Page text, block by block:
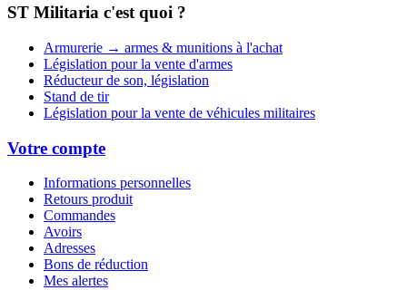
ST Militaria c'est quoi ?
Armurerie → armes & munitions à l'achat
Législation pour la vente d'armes
Réducteur de son, législation
Stand de tir
Législation pour la vente de véhicules militaires
Votre compte
Informations personnelles
Retours produit
Commandes
Avoirs
Adresses
Bons de réduction
Mes alertes